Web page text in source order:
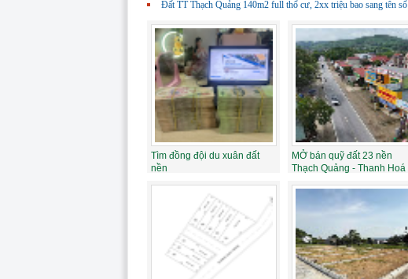
Đất TT Thạch Quảng 140m2 full thổ cư, 2xx triệu bao sang tên sổ
Tìm đồng đội du xuân đất
nền
MỞ bán quỹ đất 23 nền
Thạch Quảng - Thanh Hoá